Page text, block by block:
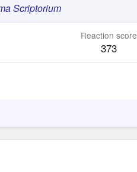
Scriptorium
Reaction score
373